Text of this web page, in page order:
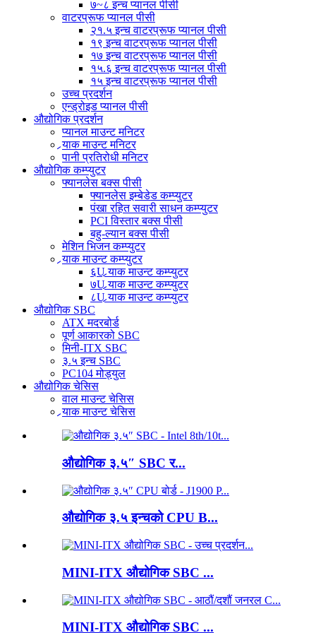
७~८ इन्च प्यानल पीसी
वाटरप्रूफ प्यानल पीसी
२१.५ इन्च वाटरप्रूफ प्यानल पीसी
१९ इन्च वाटरप्रूफ प्यानल पीसी
१७ इन्च वाटरप्रूफ प्यानल पीसी
१५.६ इन्च वाटरप्रूफ प्यानल पीसी
१५ इन्च वाटरप्रूफ प्यानल पीसी
उच्च प्रदर्शन
एन्ड्रोइड प्यानल पीसी
औद्योगिक प्रदर्शन
प्यानल माउन्ट मनिटर
र्‍याक माउन्ट मनिटर
पानी प्रतिरोधी मनिटर
औद्योगिक कम्प्युटर
फ्यानलेस बक्स पीसी
फ्यानलेस इम्बेडेड कम्प्युटर
पंखा रहित सवारी साधन कम्प्युटर
PCI विस्तार बक्स पीसी
बहु-ल्यान बक्स पीसी
मेशिन भिजन कम्प्युटर
र्‍याक माउन्ट कम्प्युटर
६U र्‍याक माउन्ट कम्प्युटर
७U र्‍याक माउन्ट कम्प्युटर
८U र्‍याक माउन्ट कम्प्युटर
औद्योगिक SBC
ATX मदरबोर्ड
पूर्ण आकारको SBC
मिनी-ITX SBC
३.५ इन्च SBC
PC104 मोड्युल
औद्योगिक चेसिस
वाल माउन्ट चेसिस
र्‍याक माउन्ट चेसिस
औद्योगिक ३.५″ SBC र...
औद्योगिक ३.५ इन्चको CPU B...
MINI-ITX औद्योगिक SBC ...
MINI-ITX औद्योगिक SBC ...